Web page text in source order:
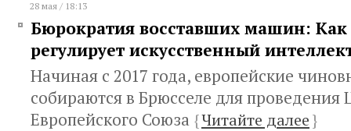
28 мая / 18:13
Бюрократия восставших машин: Как
регулирует искусственный
Начиная с 2017 года, европейские
собираются в Брюсселе для
Европейского Союза {Читайте далее}